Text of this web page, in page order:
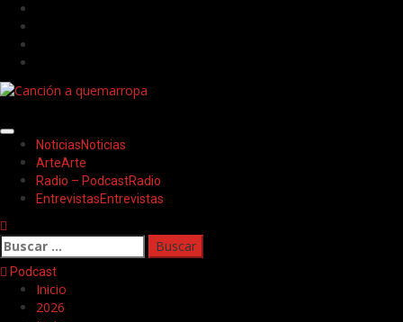
Saltar
contenido
Menú
principal
NoticiasNoticias
ArteArte
Radio – PodcastRadio
EntrevistasEntrevistas
Buscar:
Podcast
Inicio
2026